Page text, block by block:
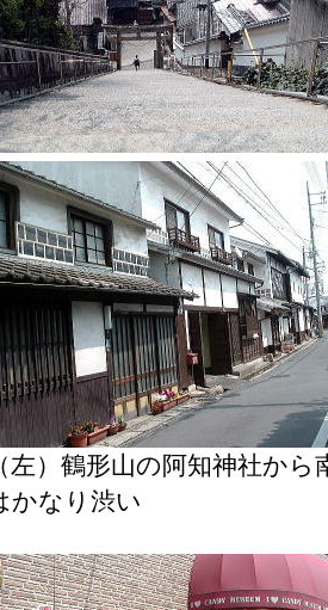
（左）鶴形山の阿知神社
かなり渋い